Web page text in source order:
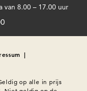
van 8.00 – 17.00 uur
|
op alle in prijs